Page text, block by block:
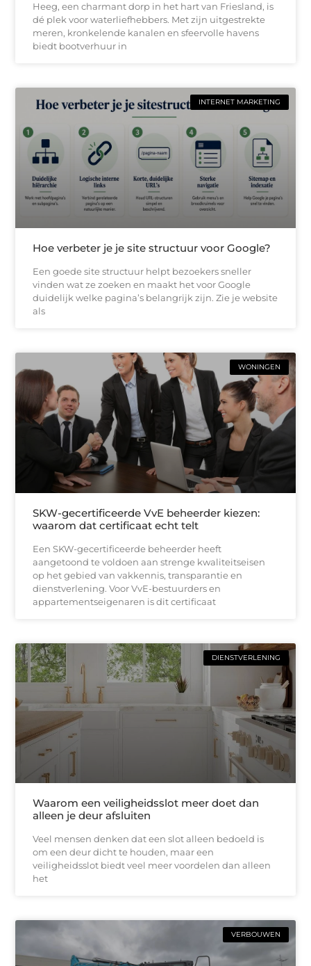
Heeg, een charmant dorp in het hart van Friesland, is
dé plek voor waterliefhebbers. Met zijn uitgestrekte
meren, kronkelende kanalen en sfeervolle havens
biedt bootverhuur in
INTERNET MARKETING
Hoe verbeter je je site structuur voor Google?
Een goede site structuur helpt bezoekers sneller
vinden wat ze zoeken en maakt het voor Google
duidelijk welke pagina’s belangrijk zijn. Zie je website
als
WONINGEN
SKW-gecertificeerde VvE beheerder kiezen:
waarom dat certificaat echt telt
Een SKW-gecertificeerde beheerder heeft
aangetoond te voldoen aan strenge kwaliteitseisen
op het gebied van vakkennis, transparantie en
dienstverlening. Voor VvE-bestuurders en
appartementseigenaren is dit certificaat
DIENSTVERLENING
Waarom een veiligheidsslot meer doet dan
alleen je deur afsluiten
Veel mensen denken dat een slot alleen bedoeld is
om een deur dicht te houden, maar een
veiligheidsslot biedt veel meer voordelen dan alleen
het
VERBOUWEN